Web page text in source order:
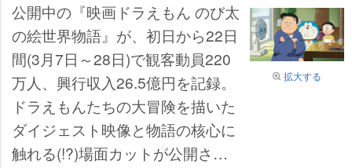
拡大する
公開中の『映画ドラえもん のび太
の絵世界物語』が、初日から22日
間(3月7日～28日)で観客動員220
万人、興行収入26.5億円を記録。
ドラえもんたちの大冒険を描いた
ダイジェスト映像と物語の核心に
触れる(!?)場面カットが公開され